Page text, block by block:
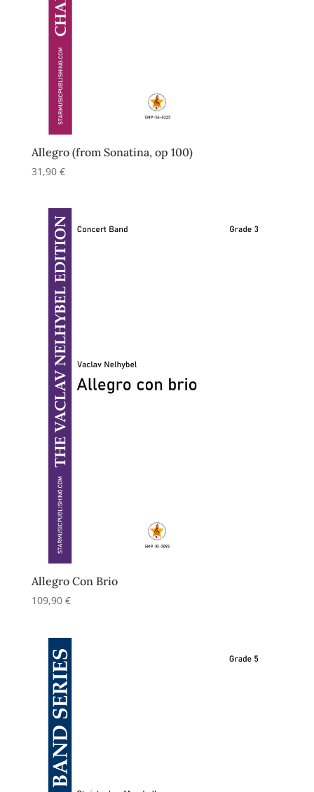
Allegro (from Sonatina, op 100)
31,90 €
Allegro Con Brio
109,90 €